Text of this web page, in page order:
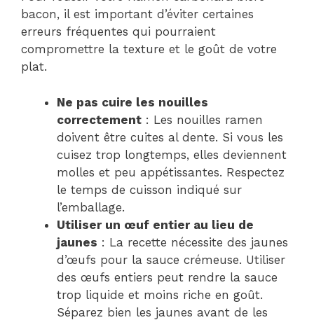
bacon, il est important d’éviter certaines
erreurs fréquentes qui pourraient
compromettre la texture et le goût de votre
plat.
Ne pas cuire les nouilles
correctement : Les nouilles ramen
doivent être cuites al dente. Si vous les
cuisez trop longtemps, elles deviennent
molles et peu appétissantes. Respectez
le temps de cuisson indiqué sur
l’emballage.
Utiliser un œuf entier au lieu de
jaunes : La recette nécessite des jaunes
d’œufs pour la sauce crémeuse. Utiliser
des œufs entiers peut rendre la sauce
trop liquide et moins riche en goût.
Séparez bien les jaunes avant de les